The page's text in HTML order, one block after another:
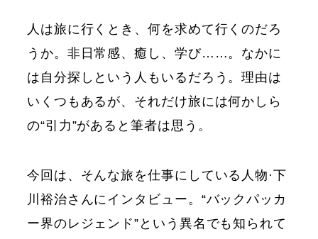
人は旅に行くとき、何を求めて行くのだろ
うか。非日常感、癒し、学び……。なかに
は自分探しという人もいるだろう。理由は
いくつもあるが、それだけ旅には何かしら
の“引力”があると筆者は思う。
今回は、そんな旅を仕事にしている人物·下
川裕治さんにインタビュー。“バックパッカ
ー界のレジェンド”という異名でも知られて